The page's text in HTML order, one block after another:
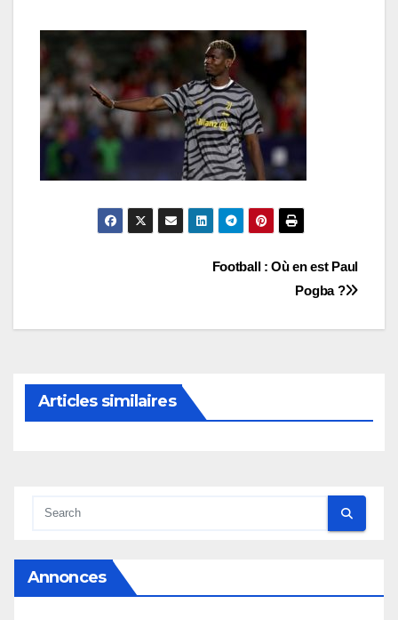
Football : Où en est Paul
Pogba ?
Articles similaires
Annonces